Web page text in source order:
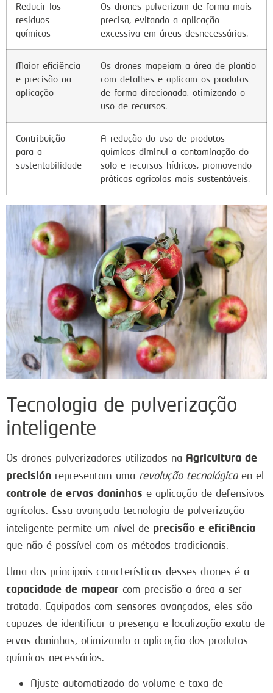
Reducir los
residuos
químicos
Os drones pulverizam de forma mais
precisa, evitando a aplicação
excessiva em áreas desnecessárias.
Maior eficiência
e precisão na
aplicação
Os drones mapeiam a área de plantio
com detalhes e aplicam os produtos
de forma direcionada, otimizando o
uso de recursos.
Contribuição
para a
sustentabilidade
A redução do uso de produtos
químicos diminui a contaminação do
solo e recursos hídricos, promovendo
práticas agrícolas mais sustentáveis.
Tecnologia de pulverização
inteligente
Os drones pulverizadores utilizados na Agricultura de
precisión representam uma revolução tecnológicaen el
controle de ervas daninhas e aplicação de defensivos
agrícolas. Essa avançada tecnologia de pulverização
inteligente permite um nível de precisão e eficiência
que não é possível com os métodos tradicionais.
Uma das principais características desses drones é a
capacidade de mapear com precisão a área a ser
tratada. Equipados com sensores avançados, eles são
capazes de identificar a presença e localização exata de
ervas daninhas, otimizando a aplicação dos produtos
químicos necessários.
Ajuste automatizado do volume e taxa de